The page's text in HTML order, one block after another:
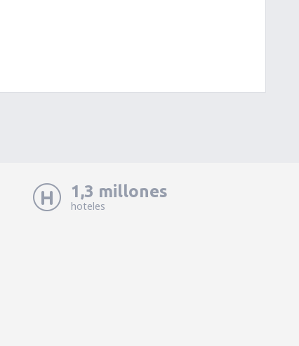
1,3 millones
hoteles